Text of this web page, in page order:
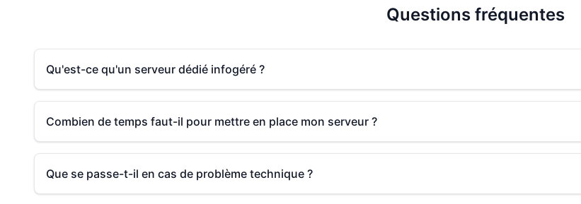
Questions fréquentes
Qu'est-ce qu'un serveur dédié infogéré ?
Combien de temps faut-il pour mettre en place mon serveur ?
Que se passe-t-il en cas de problème technique ?